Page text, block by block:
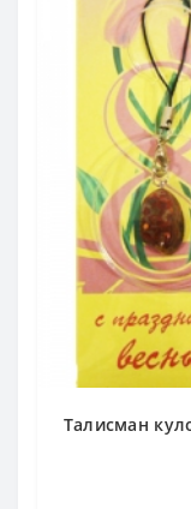
Талисман